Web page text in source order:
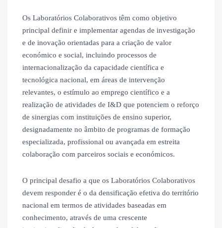
Os Laboratórios Colaborativos têm como objetivo
principal definir e implementar agendas de investigação
e de inovação orientadas para a criação de valor
económico e social, incluindo processos de
internacionalização da capacidade científica e
tecnológica nacional, em áreas de intervenção
relevantes, o estímulo ao emprego científico e a
realização de atividades de I&D que potenciem o reforço
de sinergias com instituições de ensino superior,
designadamente no âmbito de programas de formação
especializada, profissional ou avançada em estreita
colaboração com parceiros sociais e económicos.
O principal desafio a que os Laboratórios Colaborativos
devem responder é o da densificação efetiva do território
nacional em termos de atividades baseadas em
conhecimento, através de uma crescente